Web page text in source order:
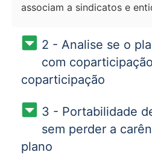
associam a sindicatos e
2 - Analise se o
com
coparticipação
3 - Portabilidade
sem perder a
plano